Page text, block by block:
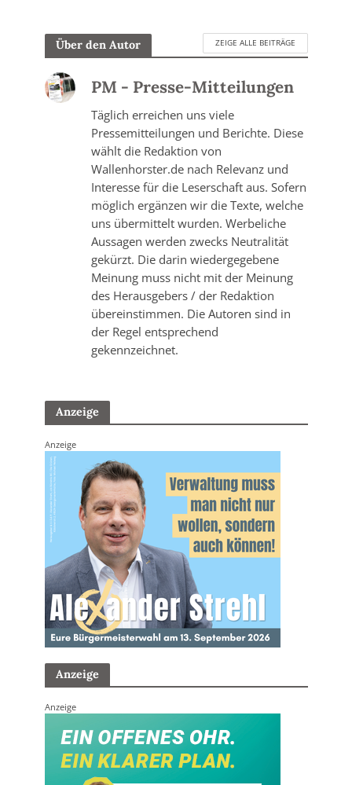
Über den Autor ZEIGE ALLE BEITRÄGE
PM - Presse-Mitteilungen
Täglich erreichen uns viele
Pressemitteilungen und Berichte. Diese
wählt die Redaktion von
Wallenhorster.de nach Relevanz und
Interesse für die Leserschaft aus. Sofern
möglich ergänzen wir die Texte, welche
uns übermittelt wurden. Werbeliche
Aussagen werden zwecks Neutralität
gekürzt. Die darin wiedergegebene
Meinung muss nicht mit der Meinung
des Herausgebers / der Redaktion
übereinstimmen. Die Autoren sind in
der Regel entsprechend
gekennzeichnet.
Anzeige
Anzeige
Anzeige
Anzeige